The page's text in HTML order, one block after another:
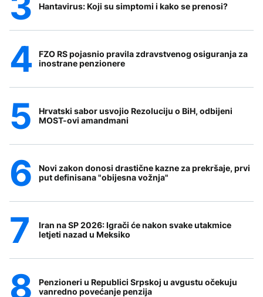
Hantavirus: Koji su simptomi i kako se prenosi?
FZO RS pojasnio pravila zdravstvenog osiguranja za
inostrane penzionere
Hrvatski sabor usvojio Rezoluciju o BiH, odbijeni
MOST-ovi amandmani
Novi zakon donosi drastične kazne za prekršaje, prvi
put definisana "obijesna vožnja"
Iran na SP 2026: Igrači će nakon svake utakmice
letjeti nazad u Meksiko
Penzioneri u Republici Srpskoj u avgustu očekuju
vanredno povećanje penzija